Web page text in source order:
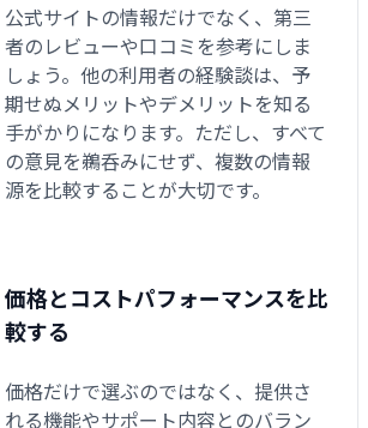
公式サイトの情報だけでなく、第三
者のレビューや口コミを参考にしま
しょう。他の利用者の経験談は、予
期せぬメリットやデメリットを知る
手がかりになります。ただし、すべて
の意見を鵜呑みにせず、複数の情報
源を比較することが大切です。
価格とコストパフォーマンスを比
較する
価格だけで選ぶのではなく、提供さ
れる機能やサポート内容とのバラン